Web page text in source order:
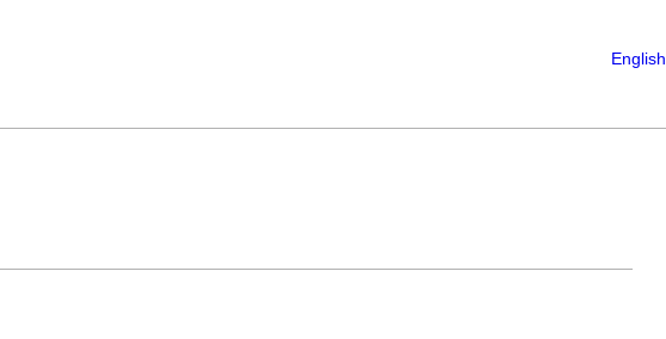
English